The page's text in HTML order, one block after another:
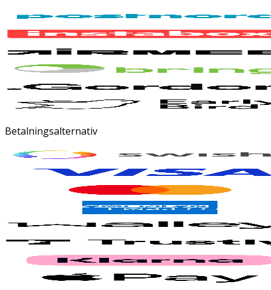
Betalningsalternativ